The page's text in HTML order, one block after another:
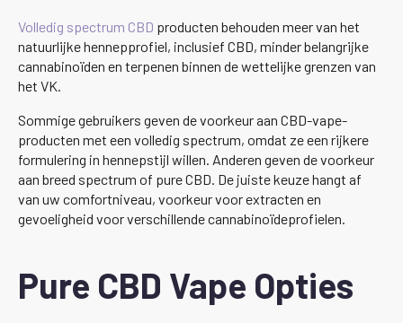
Volledig spectrum CBD producten behouden meer van het
natuurlijke hennepprofiel, inclusief CBD, minder belangrijke
cannabinoïden en terpenen binnen de wettelijke grenzen van
het VK.
Sommige gebruikers geven de voorkeur aan CBD-vape-
producten met een volledig spectrum, omdat ze een rijkere
formulering in hennepstijl willen. Anderen geven de voorkeur
aan breed spectrum of pure CBD. De juiste keuze hangt af
van uw comfortniveau, voorkeur voor extracten en
gevoeligheid voor verschillende cannabinoïdeprofielen.
Pure CBD Vape Opties